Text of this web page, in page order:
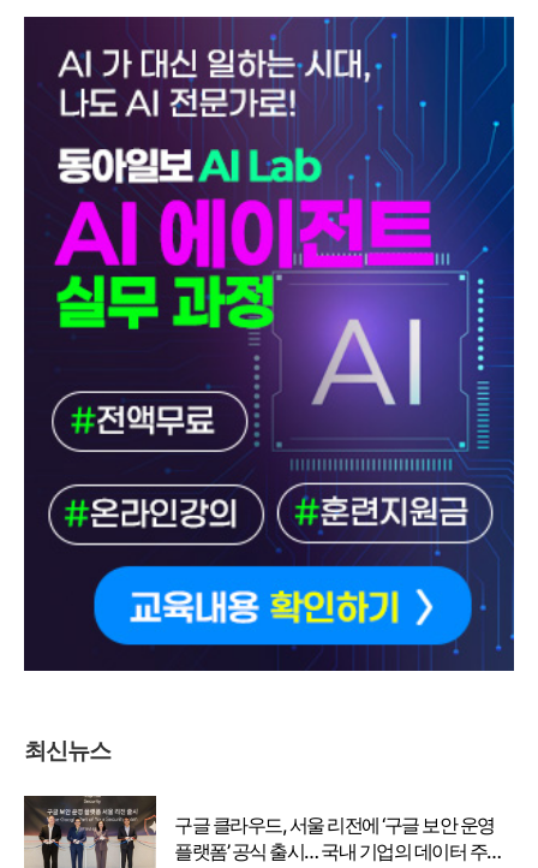
최신뉴스
구글 클라우드, 서울 리전에 ‘구글 보안 운영
플랫폼’ 공식 출시… 국내 기업의 데이터 주권